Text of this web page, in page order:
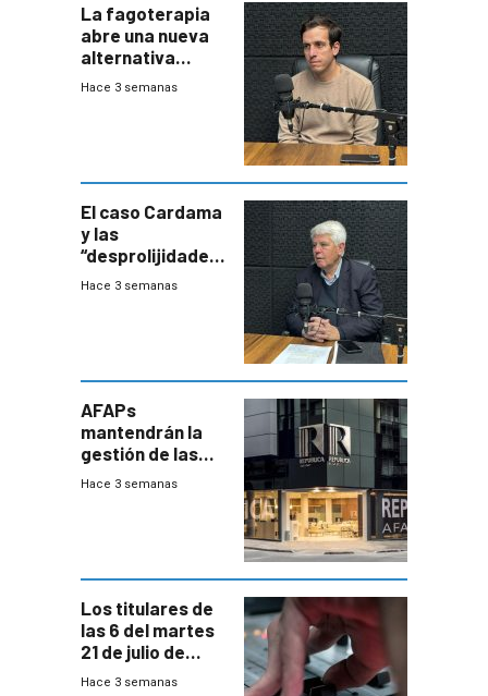
La fagoterapia
abre una nueva
alternativa
contra bacterias
innovadora
Hace 3 semanas
El caso Cardama
y las
“desprolijidades”
que la
Hace 3 semanas
AFAPs
mantendrán la
gestión de las
cuentas
Hace 3 semanas
Los titulares de
las 6 del martes
21 de julio de
2026
Hace 3 semanas